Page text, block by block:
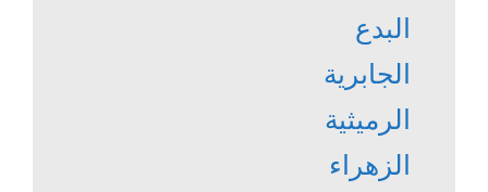
البدع
الجابرية
الرميثية
الزهراء